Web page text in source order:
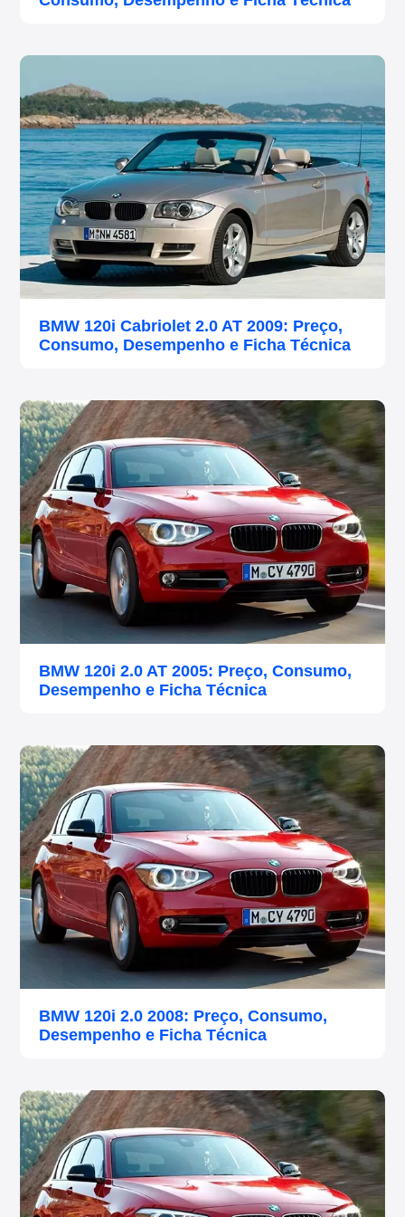
BMW 120i Cabriolet 2.0 AT 2009: Preço,
Consumo, Desempenho e Ficha Técnica
BMW 120i 2.0 AT 2005: Preço, Consumo,
Desempenho e Ficha Técnica
BMW 120i 2.0 2008: Preço, Consumo,
Desempenho e Ficha Técnica